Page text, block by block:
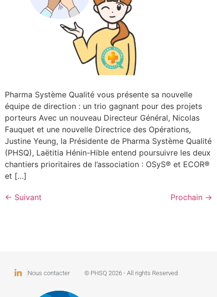
Pharma Système Qualité vous présente sa nouvelle
équipe de direction : un trio gagnant pour des projets
porteurs Avec un nouveau Directeur Général, Nicolas
Fauquet et une nouvelle Directrice des Opérations,
Justine Yeung, la Présidente de Pharma Système Qualité
(PHSQ), Laëtitia Hénin-Hible entend poursuivre les deux
chantiers prioritaires de l’association : OSyS® et ECOR®
et […]
← Suivant Prochain →
Nous contacter © PHSQ 2026 - All rights Reserved